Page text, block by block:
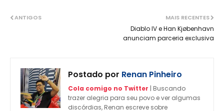
MAIS RECENTES
Diablo IV e Han Kjøbenhavn
anunciam parceria exclusiva
ANTIGOS
Postado por Renan Pinheiro
Cola comigo no Twitter | Buscando
trazer alegria para seu povo e ver algumas
discórdias, Renan escreve sobre